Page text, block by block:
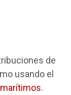
de
usando el
.